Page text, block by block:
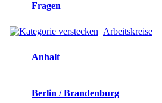
Fragen
Arbeitskreise
Anhalt
Berlin / Brandenburg